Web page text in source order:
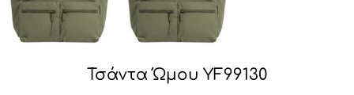
Τσάντα Ώμου YF99130